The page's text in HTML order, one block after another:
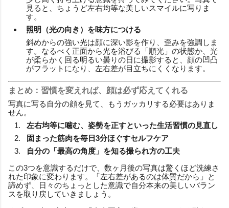
見ると、ちょうど左右均等な美しいスマイルに写りま
す。
照明（光の向き）を味方につける
斜めからの強い光は顔に深い影を作り、歪みを強調しま
す。なるべく正面から光を浴びる「順光」の状態か、光
が柔らかく回る明るい曇りの日に撮影すると、顔の凹凸
がフラットになり、左右差が目立ちにくくなります。
まとめ：習慣を変えれば、顔は必ず応えてくれる
写真に写る自分の顔を見て、もうガッカリする必要はありま
せん。
左右均等に噛む、姿勢を正すといった生活習慣の見直し
固まった筋肉を毎日3分ほぐすセルフケア
自分の「最高の角度」を知る撮られ方の工夫
この3つを意識するだけで、数ヶ月後の写真は驚くほど洗練さ
れた印象に変わります。「左右差があるのは体質だから」と
諦めず、日々のちょっとした意識で自分本来の美しいバラン
スを取り戻していきましょう。